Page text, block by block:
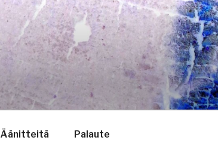
Äänitteitä Palaute